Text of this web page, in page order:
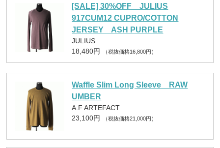
[SALE] 30%OFF JULIUS
917CUM12 CUPRO/COTTON
JERSEY ASH PURPLE
JULIUS
18,480円
（税抜価格16,800円）
Waffle Slim Long Sleeve RAW
UMBER
A.F ARTEFACT
23,100円
（税抜価格21,000円）